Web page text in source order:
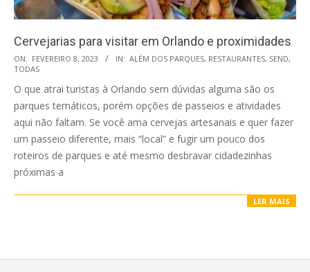
Cervejarias para visitar em Orlando e proximidades
2023-
02-
08
ON: FEVEREIRO 8, 2023 IN: ALÉM DOS PARQUES, RESTAURANTES, SEND,
TODAS
O que atrai turistas à Orlando sem dúvidas alguma são os
parques temáticos, porém opções de passeios e atividades
aqui não faltam. Se você ama cervejas artesanais e quer fazer
um passeio diferente, mais “local” e fugir um pouco dos
roteiros de parques e até mesmo desbravar cidadezinhas
próximas a
LER MAIS